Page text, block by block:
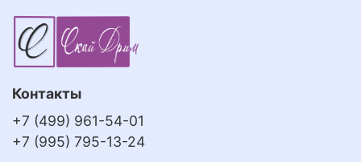
Контакты
+7 (499) 961-54-01
+7 (995) 795-13-24